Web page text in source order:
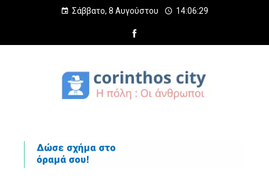
Σάββατο, 8 Αυγούστου 14:06:30